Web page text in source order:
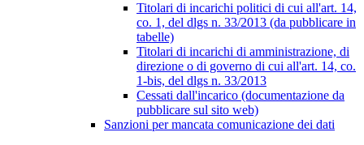
Titolari di incarichi politici di cui all'art. 14,
co. 1, del dlgs n. 33/2013 (da pubblicare in
tabelle)
Titolari di incarichi di amministrazione, di
direzione o di governo di cui all'art. 14, co.
1-bis, del dlgs n. 33/2013
Cessati dall'incarico (documentazione da
pubblicare sul sito web)
Sanzioni per mancata comunicazione dei dati